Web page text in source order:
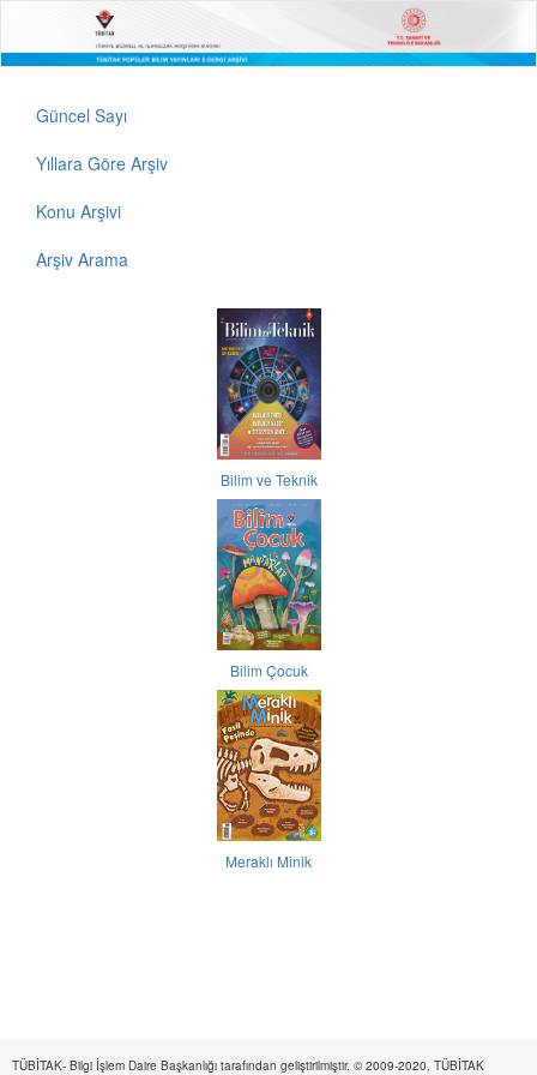
Güncel Sayı
Yıllara Göre Arşiv
Konu Arşivi
Arşiv Arama
Bilim ve Teknik
Bilim Çocuk
Meraklı Minik
TÜBİTAK- Bilgi İşlem Daire Başkanlığı tarafından geliştirilmiştir. © 2009-2020, TÜBİTAK